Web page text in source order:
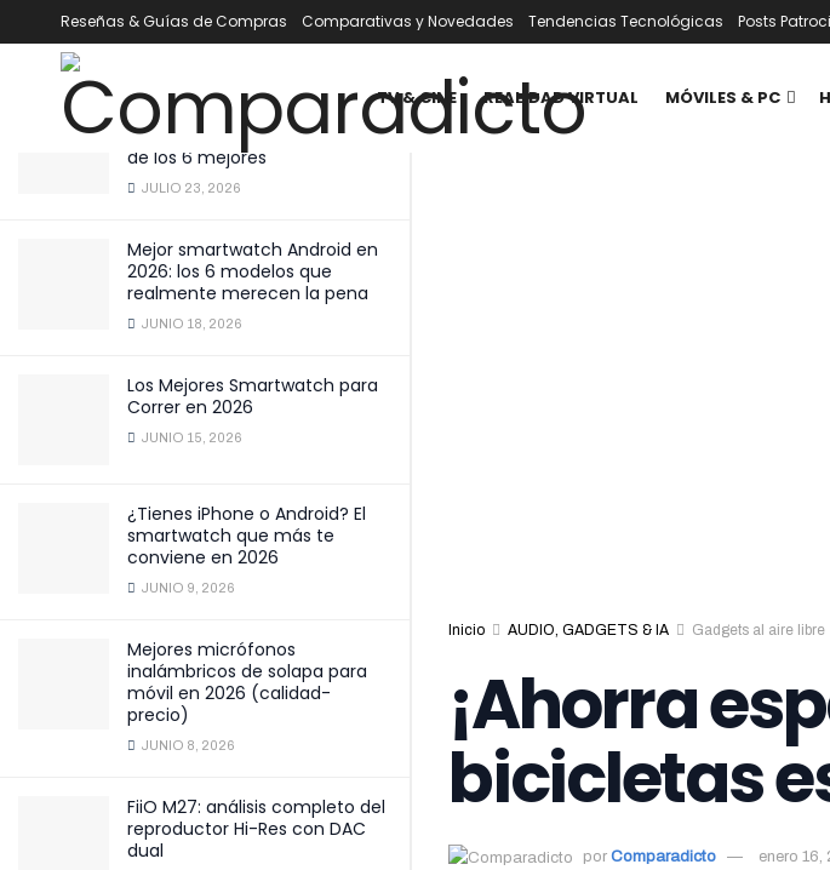
ÚLTIMOS TENDENCIA Filtrar
bicicletas estáticas plegables!
Mejor smartwatch por menos
de 100 € en 2026: comparativa
de los 6 mejores
JULIO 23, 2026
Mejor smartwatch Android en
2026: los 6 modelos que
realmente merecen la pena
JUNIO 18, 2026
Los Mejores Smartwatch para
Correr en 2026
JUNIO 15, 2026
¿Tienes iPhone o Android? El
smartwatch que más te
conviene en 2026
JUNIO 9, 2026
Mejores micrófonos
inalámbricos de solapa para
móvil en 2026 (calidad-
precio)
JUNIO 8, 2026
FiiO M27: análisis completo del
reproductor Hi-Res con DAC
dual
Reseñas & Guías de Compras Comparativas y Novedades Tendencias Tecnológicas Posts
TV & CINE REALIDAD VIRTUAL MÓVILES & PC
Inicio AUDIO, GADGETS & IA Gadgets al aire libre
¡Ahorra
bicicletas
por Comparadicto enero 16,